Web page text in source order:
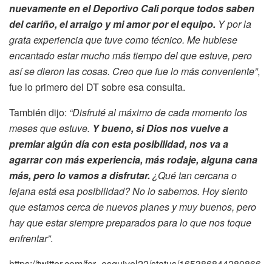
nuevamente en el Deportivo Cali porque todos saben
del cariño, el arraigo y mi amor por el equipo. Y por la
grata experiencia que tuve como técnico. Me hubiese
encantado estar mucho más tiempo del que estuve, pero
así se dieron las cosas. Creo que fue lo más conveniente”,
fue lo primero del DT sobre esa consulta.
También dijo: “Disfruté al máximo de cada momento los
meses que estuve. Y bueno, si Dios nos vuelve a
premiar algún día con esta posibilidad, nos va a
agarrar con más experiencia, más rodaje, alguna cana
más, pero lo vamos a disfrutar. ¿Qué tan cercana o
lejana está esa posibilidad? No lo sabemos. Hoy siento
que estamos cerca de nuevos planes y muy buenos, pero
hay que estar siempre preparados para lo que nos toque
enfrentar”.